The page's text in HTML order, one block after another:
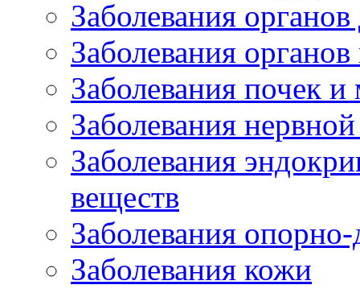
Заболевания
Заболевания
Заболевания почек
Заболевания
Заболевания
веществ
Заболевания опорно-
Заболевания кожи